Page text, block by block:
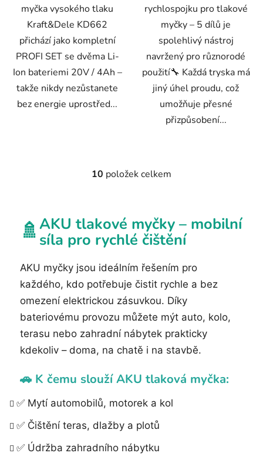
myčka vysokého tlaku
Kraft&Dele KD662
přichází jako kompletní
PROFI SET se dvěma Li-
Ion bateriemi 20V / 4Ah –
takže nikdy nezůstanete
bez energie uprostřed...
rychlospojku pro tlakové
myčky – 5 dílů je
spolehlivý nástroj
navržený pro různorodé
použití🔧 Každá tryska má
jiný úhel proudu, což
umožňuje přesné
přizpůsobení...
O
á
d
a
í
p
r
v
k
y
v
p
i
s
u
10 položek celkem
🚿AKU tlakové myčky – mobilní
síla pro rychlé čištění
AKU myčky jsou ideálním řešením pro
každého, kdo potřebuje čistit rychle a bez
omezení elektrickou zásuvkou. Díky
bateriovému provozu můžete mýt auto, kolo,
terasu nebo zahradní nábytek prakticky
kdekoliv – doma, na chatě i na stavbě.
🚗 K čemu slouží AKU tlaková myčka:
✅ Mytí automobilů, motorek a kol
✅ Čištění teras, dlažby a plotů
✅ Údržba zahradního nábytku